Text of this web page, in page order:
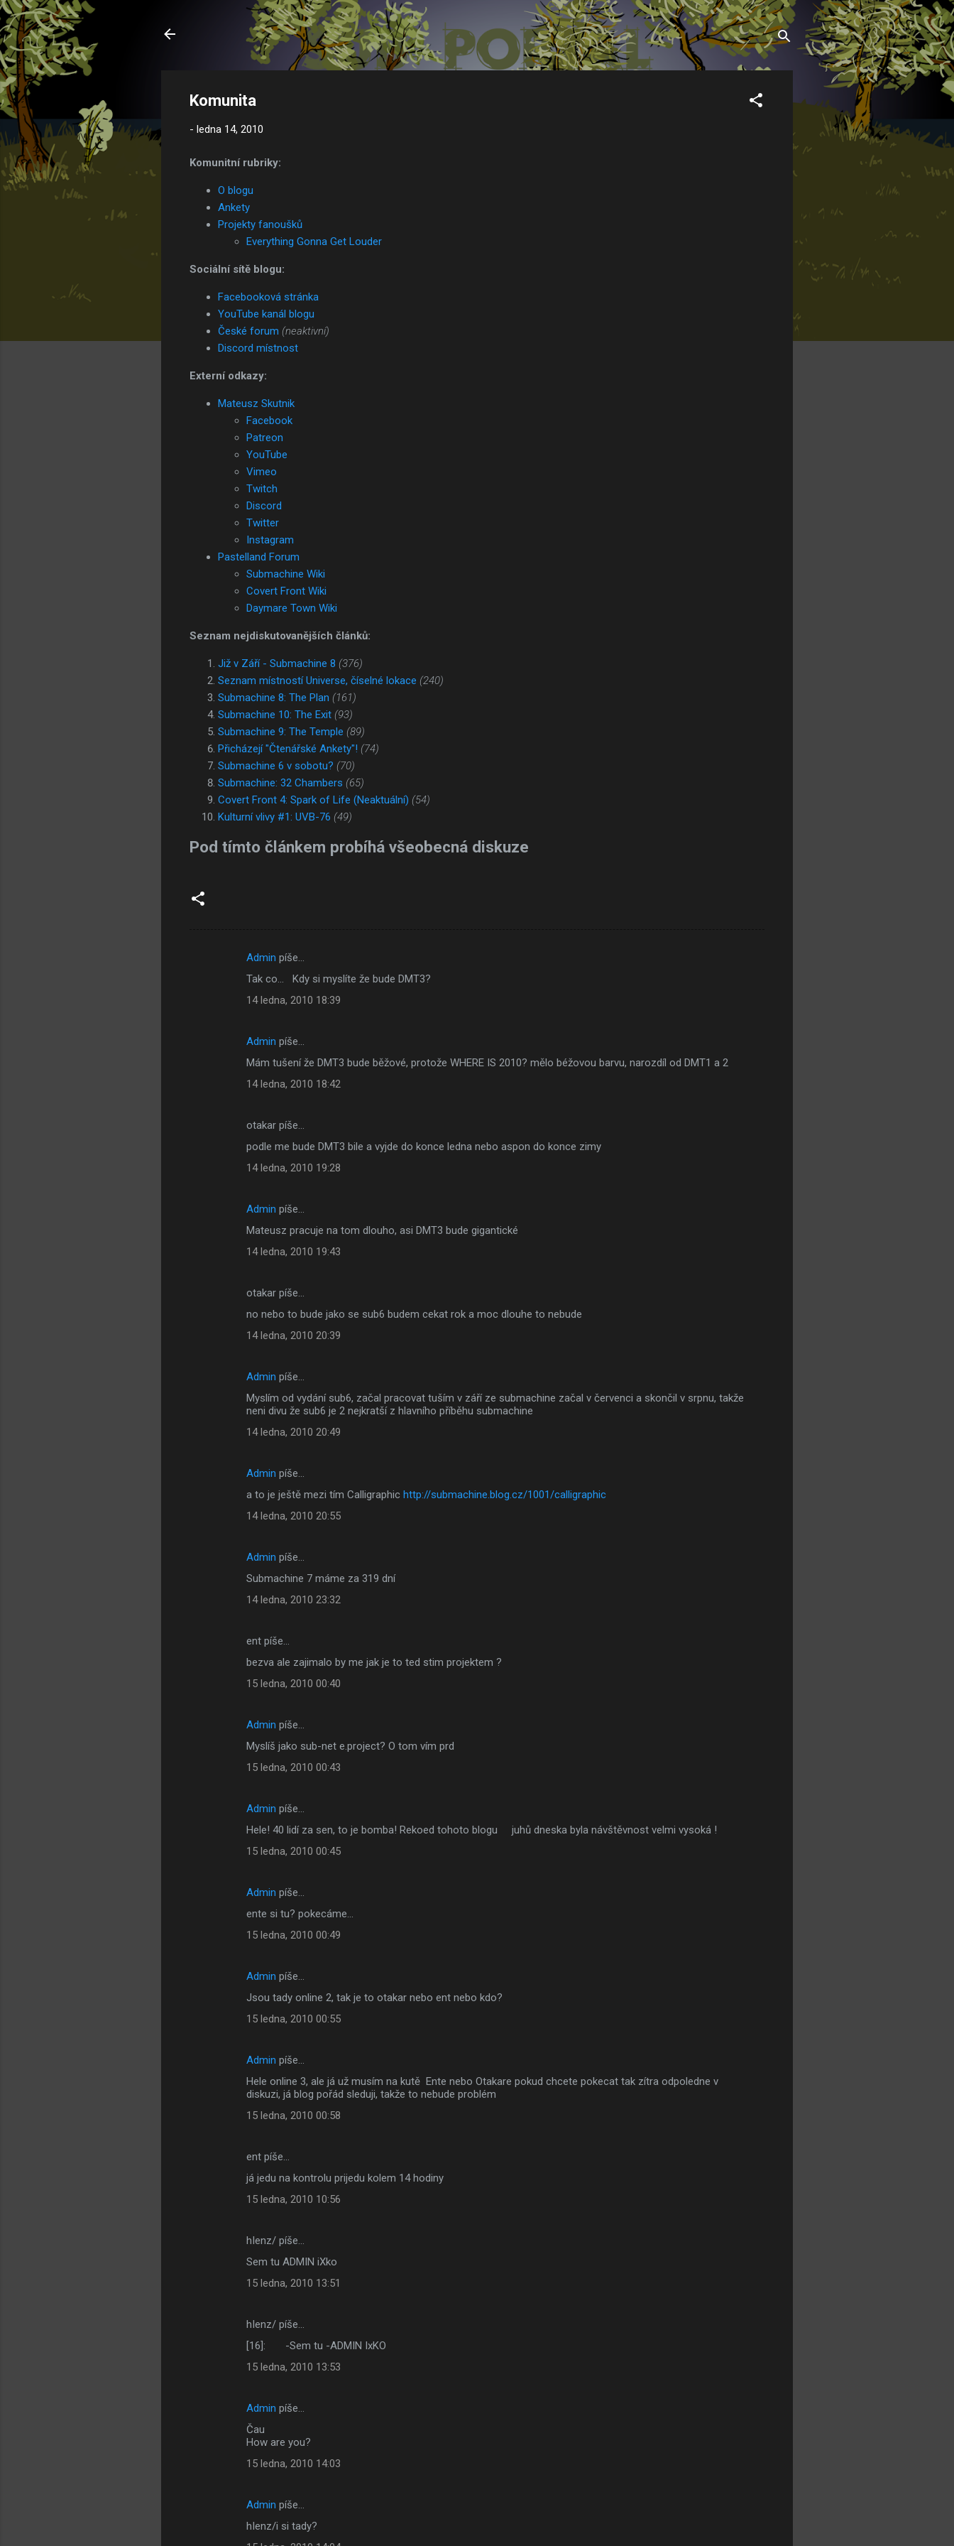
Přeskočit na hlavní obsah
Komunita
- ledna 14, 2010
Komunitní rubriky:
O blogu
Ankety
Projekty fanoušků
Everything Gonna Get Louder
Sociální sítě blogu:
Facebooková stránka
YouTube kanál blogu
České forum (neaktivní)
Discord místnost
Externí odkazy:
Mateusz Skutnik
Facebook
Patreon
YouTube
Vimeo
Twitch
Discord
Twitter
Instagram
Pastelland Forum
Submachine Wiki
Covert Front Wiki
Daymare Town Wiki
Seznam nejdiskutovanějších článků:
Již v Září - Submachine 8 (376)
Seznam místností Universe, číselné lokace (240)
Submachine 8: The Plan (161)
Submachine 10: The Exit (93)
Submachine 9: The Temple (89)
Přicházejí "Čtenářské Ankety"! (74)
Submachine 6 v sobotu? (70)
Submachine: 32 Chambers (65)
Covert Front 4: Spark of Life (Neaktuální) (54)
Kulturní vlivy #1: UVB-76 (49)
Pod tímto článkem probíhá všeobecná diskuze
Admin píše…
Tak co... Kdy si myslíte že bude DMT3?
14 ledna, 2010 18:39
Admin píše…
Mám tušení že DMT3 bude běžové, protože WHERE IS 2010? mělo béžovou barvu, narozdíl od DMT1 a 2
14 ledna, 2010 18:42
otakar píše…
podle me bude DMT3 bile a vyjde do konce ledna nebo aspon do konce zimy
14 ledna, 2010 19:28
Admin píše…
Mateusz pracuje na tom dlouho, asi DMT3 bude gigantické
14 ledna, 2010 19:43
otakar píše…
no nebo to bude jako se sub6 budem cekat rok a moc dlouhe to nebude
14 ledna, 2010 20:39
Admin píše…
Myslím od vydání sub6, začal pracovat tuším v září ze submachine začal v červenci a skončil v srpnu, takže
neni divu že sub6 je 2 nejkratší z hlavního příběhu submachine
14 ledna, 2010 20:49
Admin píše…
a to je ještě mezi tím Calligraphic http://submachine.blog.cz/1001/calligraphic
14 ledna, 2010 20:55
Admin píše…
Submachine 7 máme za 319 dní
14 ledna, 2010 23:32
ent píše…
bezva ale zajimalo by me jak je to ted stim projektem ?
15 ledna, 2010 00:40
Admin píše…
Myslíš jako sub-net e.project? O tom vím prd
15 ledna, 2010 00:43
Admin píše…
Hele! 40 lidí za sen, to je bomba! Rekoed tohoto blogu juhů dneska byla návštěvnost velmi vysoká !
15 ledna, 2010 00:45
Admin píše…
ente si tu? pokecáme...
15 ledna, 2010 00:49
Admin píše…
Jsou tady online 2, tak je to otakar nebo ent nebo kdo?
15 ledna, 2010 00:55
Admin píše…
Hele online 3, ale já už musím na kutě Ente nebo Otakare pokud chcete pokecat tak zítra odpoledne v
diskuzi, já blog pořád sleduji, takže to nebude problém
15 ledna, 2010 00:58
ent píše…
já jedu na kontrolu prijedu kolem 14 hodiny
15 ledna, 2010 10:56
hIenz/ píše…
Sem tu ADMIN iXko
15 ledna, 2010 13:51
hIenz/ píše…
[16]: -Sem tu -ADMIN IxKO
15 ledna, 2010 13:53
Admin píše…
Čau
How are you?
15 ledna, 2010 14:03
Admin píše…
hIenz/i si tady?